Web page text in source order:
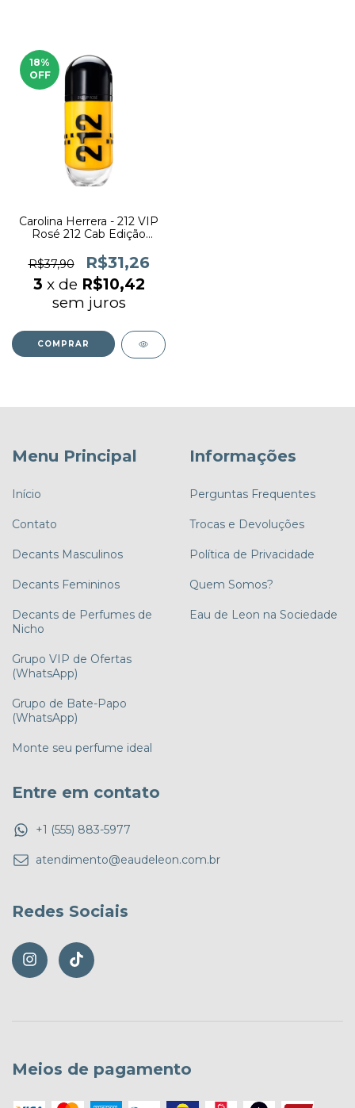
18%
OFF
Carolina Herrera - 212 VIP
Rosé 212 Cab Edição
(decant)
R$37,90 R$31,26
3 x de R$10,42
sem juros
COMPRAR
Menu Principal
Início
Contato
Decants Masculinos
Decants Femininos
Decants de Perfumes de
Nicho
Grupo VIP de Ofertas
(WhatsApp)
Grupo de Bate-Papo
(WhatsApp)
Monte seu perfume ideal
Informações
Perguntas Frequentes
Trocas e Devoluções
Política de Privacidade
Quem Somos?
Eau de Leon na Sociedade
Entre em contato
+1 (555) 883-5977
atendimento@eaudeleon.com.br
Redes Sociais
Meios de pagamento